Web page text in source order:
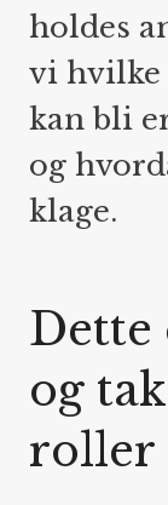
holdes
vi hvilke
kan bli
og
klage.
Dette
og
roller